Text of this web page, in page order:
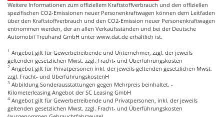
Weitere Informationen zum offiziellem Kraftstoffverbrauch und den offiziellen
spezifischen CO2-Emissionen neuer Personenkraftwagen können dem Leitfaden
über den Kraftstoffverbrauch und den CO2-Emission neuer Personenkraftwagen
entnommen werden, der an allen Verkaufsständen und bei der Deutsche
Automobil Treuhand GmbH unterwww.dat.de erhältlich ist.
1 Angebot gilt für Gewerbetreibende und Unternehmer, zzgl. der jeweils
geltenden gesetzlichen Mwst. zzgl. Fracht- und Überführungskosten
2 Angebot gilt für Privatpersonen inkl. der jeweils geltenden gesetzlichen Mwst.
zzgl. Fracht- und ÜberführungskostenH
3 Abbildung Sonderausstattungen gegen Mehrpreis beinhaltet. -
Kilometerleasing Angebot der SC Leasing GmbH
4 Angebot gilt für Gewerbetreibende und Privatpersonen, inkl. der jeweils
geltenden gesetzlichen Mwst. zzgl. Fracht- und Überführungskosten